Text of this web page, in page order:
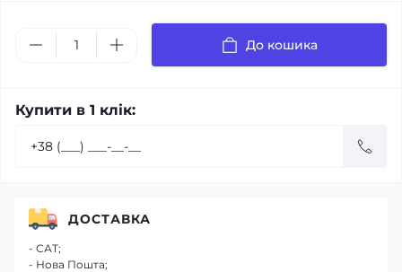
До кошика
Купити в 1 клік:
ДОСТАВКА
- САТ;
- Нова Пошта;